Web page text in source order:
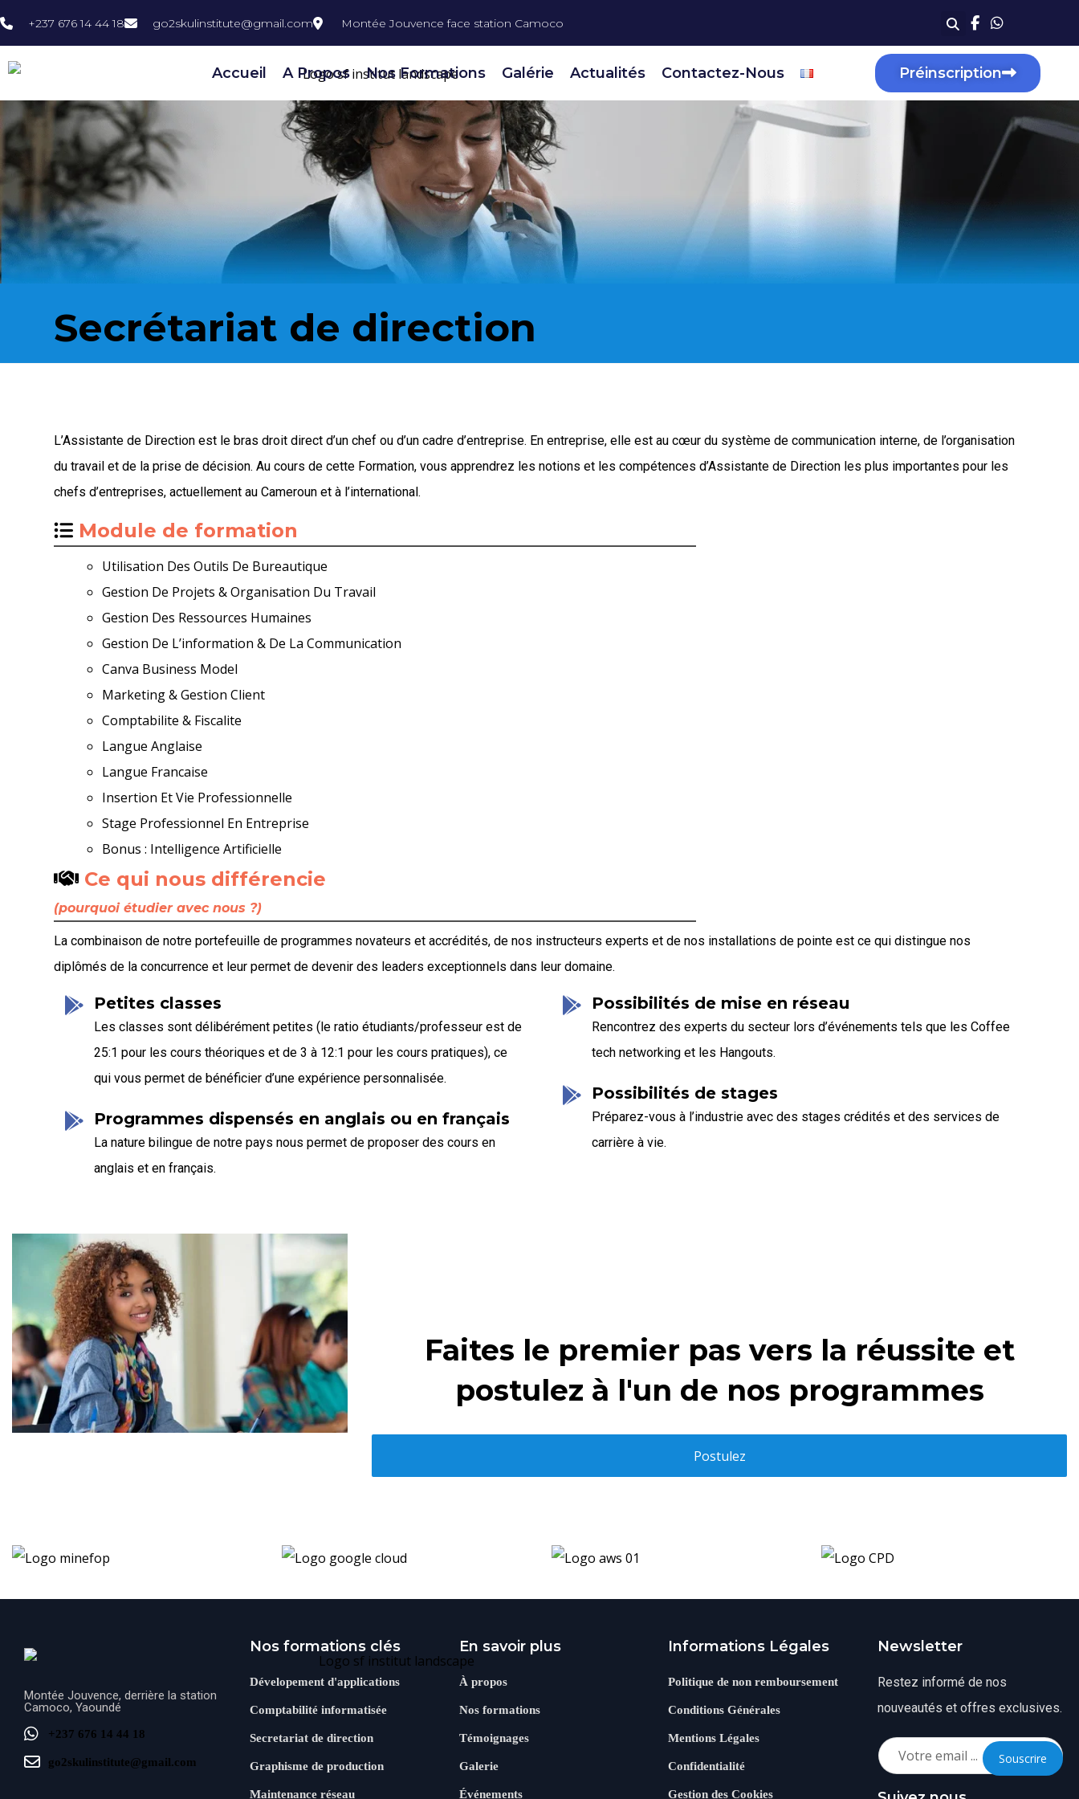
+237 676 14 44 18 go2skulinstitute@gmail.com Montée Jouvence face station Camoco
Accueil A Propos Nos Formations Galérie Actualités Contactez-Nous Préinscription
Secrétariat de direction
L’Assistante de Direction est le bras droit direct d’un chef ou d’un cadre d’entreprise. En entreprise, elle est au cœur du système de communication interne, de l’organisation
du travail et de la prise de décision. Au cours de cette Formation, vous apprendrez les notions et les compétences d’Assistante de Direction les plus importantes pour les
chefs d’entreprises, actuellement au Cameroun et à l’international.
Module de formation
Utilisation Des Outils De Bureautique
Gestion De Projets & Organisation Du Travail
Gestion Des Ressources Humaines
Gestion De L’information & De La Communication
Canva Business Model
Marketing & Gestion Client
Comptabilite & Fiscalite
Langue Anglaise
Langue Francaise
Insertion Et Vie Professionnelle
Stage Professionnel En Entreprise
Bonus : Intelligence Artificielle
Ce qui nous différencie
(pourquoi étudier avec nous ?)
La combinaison de notre portefeuille de programmes novateurs et accrédités, de nos instructeurs experts et de nos installations de pointe est ce qui distingue nos
diplômés de la concurrence et leur permet de devenir des leaders exceptionnels dans leur domaine.
Petites classes
Les classes sont délibérément petites (le ratio étudiants/professeur est de
25:1 pour les cours théoriques et de 3 à 12:1 pour les cours pratiques), ce
qui vous permet de bénéficier d’une expérience personnalisée.
Programmes dispensés en anglais ou en français
La nature bilingue de notre pays nous permet de proposer des cours en
anglais et en français.
Possibilités de mise en réseau
Rencontrez des experts du secteur lors d’événements tels que les Coffee
tech networking et les Hangouts.
Possibilités de stages
Préparez-vous à l’industrie avec des stages crédités et des services de
carrière à vie.
Faites le premier pas vers la réussite et
postulez à l'un de nos programmes
Postulez
Montée Jouvence, derrière la station
Camoco, Yaoundé
+237 676 14 44 18
go2skulinstitute@gmail.com
Nos formations clés
Dévelopement d'applications
Comptabilité informatisée
Secretariat de direction
Graphisme de production
Maintenance réseau
En savoir plus
À propos
Nos formations
Témoignages
Galerie
Événements
Informations Légales
Politique de non remboursement
Conditions Générales
Mentions Légales
Confidentialité
Gestion des Cookies
Newsletter
Restez informé de nos
nouveautés et offres exclusives.
Souscrire